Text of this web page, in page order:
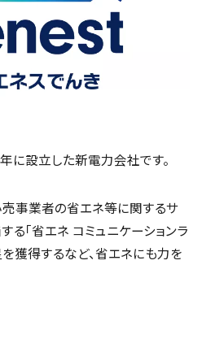
に設立した新電力会社です。
事業者の省エネ等に関するサ
「省エネ コミュニケーションラ
獲得するなど、省エネにも力を